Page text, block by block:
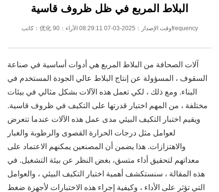
البلاط المربع في ظل ظروف قاسية
كاتب：优化 وقت الإصدار：2025-03-07 08:29:11 الآراء：90frequency
آلات الصحافة من البلاط المربع هي أدوات أساسية في صناعة
السقوف ، المسؤولة عن إنتاج البلاط عالي الجودة المستخدم في
البناء. ومع ذلك ، لكي تعمل هذه الآلات بشكل مثالي في بيئات
مختلفة ، من المهم اختبار قدرتها على التكيف في ظروف قاسية.
ويقيم اختبار التكيف البيئي مدى عمل هذه الآلات عندما تتعرض
لعوامل مثل درجات الحرارة القصوى والرطوبة والغبار
والاهتزازات. هذا يضمن أن المصنعين يمكنهم الاعتماد على
معداتهم لتحقيق أداء متسق، بغض النظر عن بيئة التشغيل. في
هذه المقالة ، سنستكشف أهمية اختبار التكيف البيئي ، والعوامل
التي تؤثر على الأداء ، وكيفية إجراء هذه الاختبارات لأجهزة ضغط